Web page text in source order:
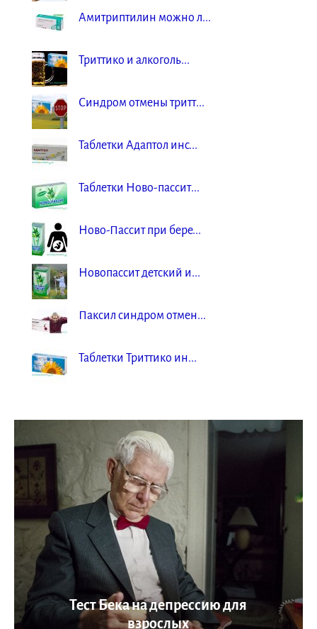
Амитриптилин можно л...
Триттико и алкоголь...
Синдром отмены тритт...
Таблетки Адаптол инс...
Таблетки Ново-пассит...
Ново-Пассит при бере...
Новопассит детский и...
Паксил синдром отмен...
Таблетки Триттико ин...
Шкала Занга для самооценки
тревоги